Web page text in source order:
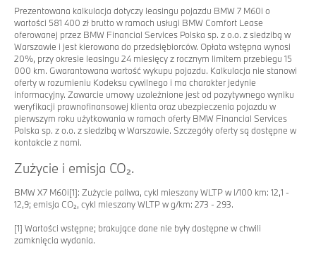
Prezentowana kalkulacja dotyczy leasingu pojazdu BMW 7 M60i o
wartości 581 400 zł brutto w ramach usługi BMW Comfort Lease
oferowanej przez BMW Financial Services Polska sp. z o.o. z siedzibą w
Warszawie i jest kierowana do przedsiębiorców. Opłata wstępna wynosi
20%, przy okresie leasingu 24 miesięcy z rocznym limitem przebiegu 15
000 km. Gwarantowana wartość wykupu pojazdu. Kalkulacja nie stanowi
oferty w rozumieniu Kodeksu cywilnego i ma charakter jedynie
informacyjny. Zawarcie umowy uzależnione jest od pozytywnego wyniku
weryfikacji prawnofinansowej klienta oraz ubezpieczenia pojazdu w
pierwszym roku użytkowania w ramach oferty BMW Financial Services
Polska sp. z o.o. z siedzibą w Warszawie. Szczegóły oferty są dostępne w
kontakcie z nami.
Zużycie i emisja CO₂.
BMW X7 M60i[1]: Zużycie paliwa, cykl mieszany WLTP w l/100 km: 12,1 -
12,9; emisja CO₂, cykl mieszany WLTP w g/km: 273 - 293.
[1] Wartości wstępne; brakujące dane nie były dostępne w chwili
zamknięcia wydania.